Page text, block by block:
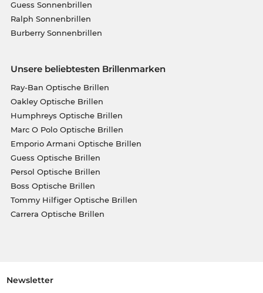
Guess Sonnenbrillen
Ralph Sonnenbrillen
Burberry Sonnenbrillen
Unsere beliebtesten Brillenmarken
Ray-Ban Optische Brillen
Oakley Optische Brillen
Humphreys Optische Brillen
Marc O Polo Optische Brillen
Emporio Armani Optische Brillen
Guess Optische Brillen
Persol Optische Brillen
Boss Optische Brillen
Tommy Hilfiger Optische Brillen
Carrera Optische Brillen
Newsletter